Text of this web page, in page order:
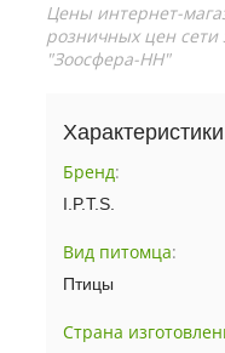
Цены интернет-
розничных цен
"Зоосфера-НН"
Характеристики
Бренд:
I.P.T.S.
Вид питомца:
Птицы
Страна